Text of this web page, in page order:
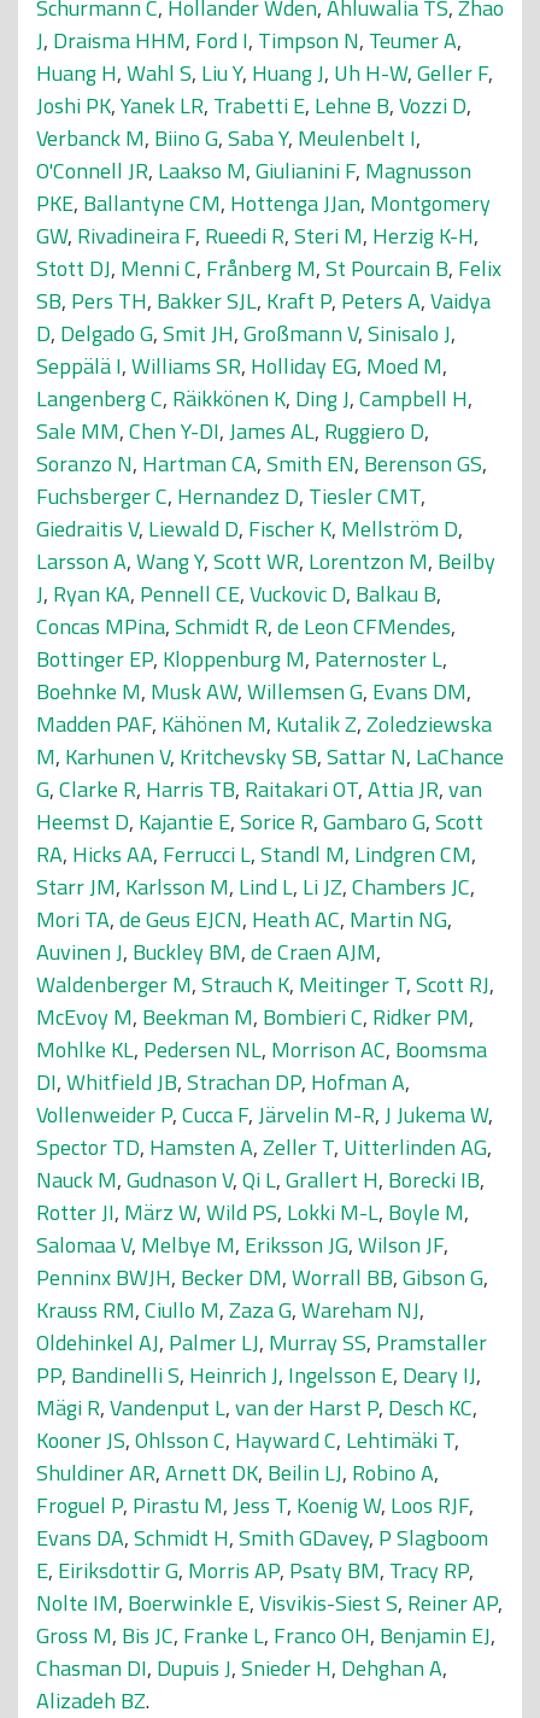
Schurmann C, Hollander Wden,Ahluwalia TS,Zhao
J, Draisma HHM, Ford I, Timpson N, Teumer A,
Huang H,Wahl S, Liu Y, Huang J, Uh H-W,Geller F,
Joshi PK,Yanek LR, Trabetti E, Lehne B,Vozzi D,
Verbanck M, Biino G,Saba Y, Meulenbelt I,
O'Connell JR, Laakso M,Giulianini F, Magnusson
PKE, Ballantyne CM, Hottenga JJan, Montgomery
GW, Rivadineira F, Rueedi R,Steri M, Herzig K-H,
Stott DJ, Menni C, Frånberg M,St Pourcain B, Felix
SB, Pers TH, Bakker SJL, Kraft P, Peters A,Vaidya
D, Delgado G,Smit JH,Großmann V,Sinisalo J,
Seppälä I,Williams SR, Holliday EG, Moed M,
Langenberg C, Räikkönen K, Ding J,Campbell H,
Sale MM,Chen Y-DI,James AL, Ruggiero D,
Soranzo N, Hartman CA,Smith EN, Berenson GS,
Fuchsberger C, Hernandez D, Tiesler CMT,
Giedraitis V, Liewald D, Fischer K, Mellström D,
Larsson A,Wang Y,Scott WR, Lorentzon M, Beilby
J, Ryan KA, Pennell CE,Vuckovic D, Balkau B,
Concas MPina,Schmidt R,de Leon CFMendes,
Bottinger EP, Kloppenburg M, Paternoster L,
Boehnke M, Musk AW,Willemsen G, Evans DM,
Madden PAF, Kähönen M, Kutalik Z,Zoledziewska
M, Karhunen V, Kritchevsky SB,Sattar N, LaChance
G,Clarke R, Harris TB, Raitakari OT,Attia JR,van
Heemst D, Kajantie E,Sorice R,Gambaro G,Scott
RA, Hicks AA, Ferrucci L,Standl M, Lindgren CM,
Starr JM, Karlsson M, Lind L, Li JZ,Chambers JC,
Mori TA,de Geus EJCN, Heath AC, Martin NG,
Auvinen J, Buckley BM,de Craen AJM,
Waldenberger M,Strauch K, Meitinger T,Scott RJ,
McEvoy M, Beekman M, Bombieri C, Ridker PM,
Mohlke KL, Pedersen NL, Morrison AC, Boomsma
DI,Whitfield JB,Strachan DP, Hofman A,
Vollenweider P,Cucca F,Järvelin M-R,J Jukema W,
Spector TD, Hamsten A,Zeller T, Uitterlinden AG,
Nauck M,Gudnason V,Qi L,Grallert H, Borecki IB,
Rotter JI, März W,Wild PS, Lokki M-L, Boyle M,
Salomaa V, Melbye M, Eriksson JG,Wilson JF,
Penninx BWJH, Becker DM,Worrall BB,Gibson G,
Krauss RM,Ciullo M,Zaza G,Wareham NJ,
Oldehinkel AJ, Palmer LJ, Murray SS, Pramstaller
PP, Bandinelli S, Heinrich J, Ingelsson E, Deary IJ,
Mägi R,Vandenput L,van der Harst P, Desch KC,
Kooner JS,Ohlsson C, Hayward C, Lehtimäki T,
Shuldiner AR,Arnett DK, Beilin LJ, Robino A,
Froguel P, Pirastu M,Jess T, Koenig W, Loos RJF,
Evans DA,Schmidt H,Smith GDavey, P Slagboom
E, Eiriksdottir G, Morris AP, Psaty BM, Tracy RP,
Nolte IM, Boerwinkle E,Visvikis-Siest S, Reiner AP,
Gross M, Bis JC, Franke L, Franco OH, Benjamin EJ,
Chasman DI, Dupuis J,Snieder H, Dehghan A,
Alizadeh BZ.